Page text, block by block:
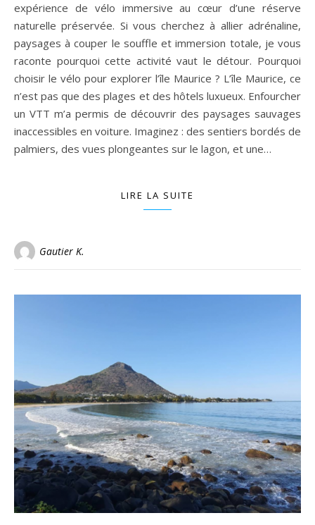
expérience de vélo immersive au cœur d’une réserve
naturelle préservée. Si vous cherchez à allier adrénaline,
paysages à couper le souffle et immersion totale, je vous
raconte pourquoi cette activité vaut le détour. Pourquoi
choisir le vélo pour explorer l’île Maurice ? L’île Maurice, ce
n’est pas que des plages et des hôtels luxueux. Enfourcher
un VTT m’a permis de découvrir des paysages sauvages
inaccessibles en voiture. Imaginez : des sentiers bordés de
palmiers, des vues plongeantes sur le lagon, et une…
LIRE LA SUITE
Gautier K.